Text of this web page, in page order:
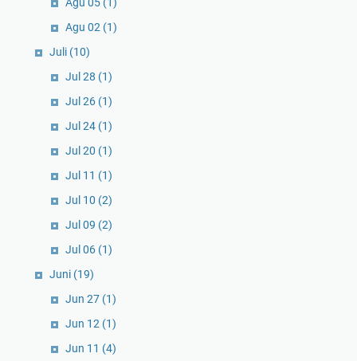
Agu 02 (1)
Juli (10)
Jul 28 (1)
Jul 26 (1)
Jul 24 (1)
Jul 20 (1)
Jul 11 (1)
Jul 10 (2)
Jul 09 (2)
Jul 06 (1)
Juni (19)
Jun 27 (1)
Jun 12 (1)
Jun 11 (4)